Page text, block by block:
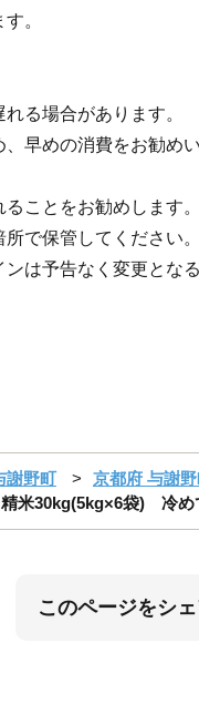
。
る場合があります。
早めの消費をお勧め
ことをお勧めします。
で保管してください。
ンは予告なく変更とな
謝野町
京都府 与謝
米30kg(5kg×6袋) 冷め
このページをシ